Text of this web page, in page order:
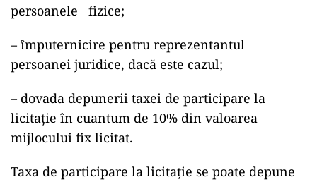
persoanele
fizice;
– împuternicire pentru reprezentantul
persoanei juridice, dacă este cazul;
– dovada depunerii taxei de participare la
licitaţie în cuantum de 10% din valoarea
mijlocului fix licitat.
Taxa de participare la licitaţie se poate depune